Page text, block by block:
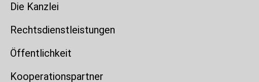
Die Kanzlei
Rechtsdienstleistungen
Öffentlichkeit
Kooperationspartner